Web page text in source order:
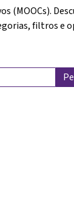
(MOOCs).
filtros e